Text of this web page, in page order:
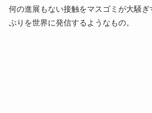
何の進展もない接触をマスゴミが大騒ぎ
ぷりを世界に発信するようなもの。